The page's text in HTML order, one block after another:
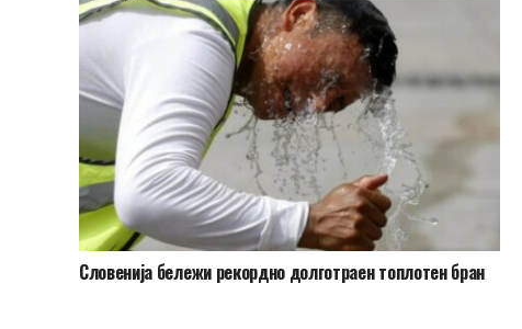
Словенија бележи рекордно долготраен топлотен бран